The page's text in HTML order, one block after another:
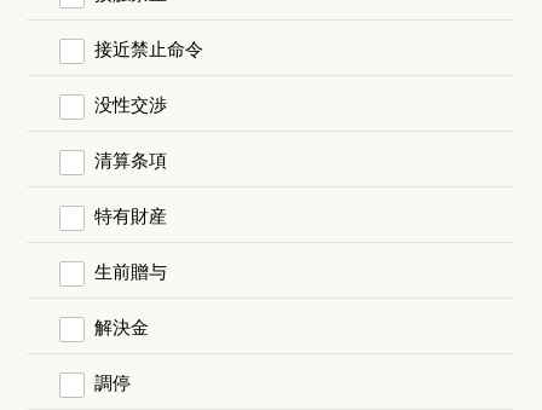
接近禁止命令
没性交渉
清算条項
特有財産
生前贈与
解決金
調停